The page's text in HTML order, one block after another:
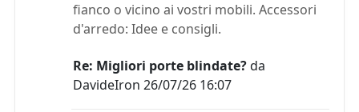
fianco o vicino ai vostri mobili. Accessori
d'arredo: Idee e consigli.
Re: Migliori porte blindate?da
DavideIron 26/07/26 16:07